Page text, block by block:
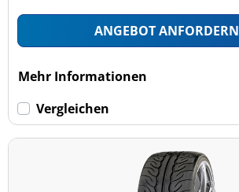
ANGEBOT ANFORDERN
Mehr Informationen
Vergleichen